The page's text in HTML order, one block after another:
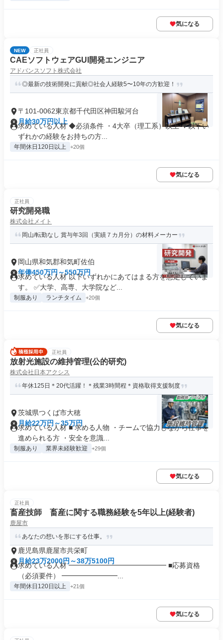
気になる
NEW 正社員
CAEソフトウェアGUI開発エンジニア
アドバンスソフト株式会社
◎最新の技術開発に貢献◎社会人経験5〜10年の方歓迎！
〒101-0062東京都千代田区神田駿河台
月給30万円以上
求めている人材 ◆必須条件 ・4大卒（理工系）以上 ▼以下い
ずれかの経験をお持ちの方...
年間休日120日以上 +20個
気になる
正社員
研究開発職
株式会社メイト
岡山/転勤なし 賞与年3回（実績７カ月分）の材料メーカー
岡山県和気郡和気町佐伯
年俸450万円～550万円
求めている人材 以下いずれかにあてはまる方を想定していま
す。 ✅大学、高専、大学院など...
制服あり ランチタイム +20個
気になる
正社員
放射光施設の維持管理(公的研究)
株式会社日本アクシス
年休125日＊20代活躍！＊残業3時間程＊資格取得支援制度
茨城県つくば市大穂
月給22万円～35万円
求めている人材 ■ 求める人物 ・チームで協力しながら仕事を
進められる方 ・安全を意識...
制服あり 業界未経験歓迎 +29個
気になる
正社員
畜産技師 畜産に関する職務経験を5年以上(経験者)
鹿屋市
あなたの想いを形にする仕事。
鹿児島県鹿屋市共栄町
月給23万2000円～38万5100円
求めている人材 ━━━━━━━━━━━━━━ ■応募資格
（必須要件） ━━━━━━━━...
年間休日120日以上 +21個
気になる